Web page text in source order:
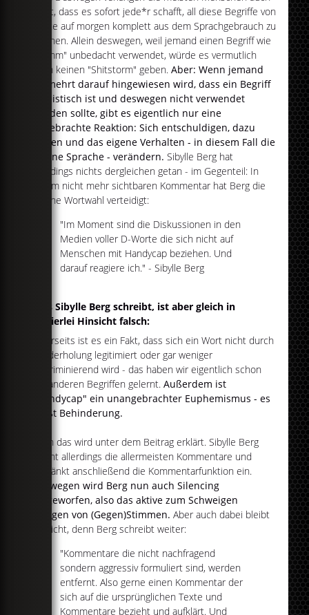
nicht, dass es sofort jede*r schafft, all diese Begriffe von
heute auf morgen komplett aus dem Sprachgebrauch zu
löschen. Allein deswegen, weil jemand einen Begriff wie
"dumm" unbedacht verwendet, würde es vermutlich
auch keinen "Shitstorm" geben.Aber: Wenn jemand
vermehrt darauf hingewiesen wird, dass ein Begriff
ableistisch ist und deswegen nicht verwendet
werden sollte, gibt es eigentlich nur eine
angebrachte Reaktion: Sich entschuldigen, dazu
lernen und das eigene Verhalten - in diesem Fall die
eigene Sprache - verändern. Sibylle Berg hat
allerdings nichts dergleichen getan - im Gegenteil: In
einem nicht mehr sichtbaren Kommentar hat Berg die
eigene Wortwahl verteidigt:
"Im Moment sind die Diskussionen in den
Medien voller D-Worte die sich nicht auf
Menschen mit Handycap beziehen. Und
darauf reagiere ich." - Sibylle Berg
Was Sibylle Berg schreibt, ist aber gleich in
zweierlei Hinsicht falsch:
Einerseits ist es ein Fakt, dass sich ein Wort nicht durch
Wiederholung legitimiert oder gar weniger
diskriminierend wird - das haben wir eigentlich schon
bei anderen Begriffen gelernt. Außerdem ist
"Handycap" ein unangebrachter Euphemismus - es
heißt Behinderung.
Auch das wird unter dem Beitrag erklärt. Sibylle Berg
löscht allerdings die allermeisten Kommentare und
schränkt anschließend die Kommentarfunktion ein.
Deswegen wird Berg nun auch Silencing
vorgeworfen, also das aktive zum Schweigen
bringen von (Gegen)Stimmen. Aber auch dabei bleibt
es nicht, denn Berg schreibt weiter:
"Kommentare die nicht nachfragend
sondern aggressiv formuliert sind, werden
entfernt. Also gerne einen Kommentar der
sich auf die ursprünglichen Texte und
Kommentare bezieht und aufklärt. Und